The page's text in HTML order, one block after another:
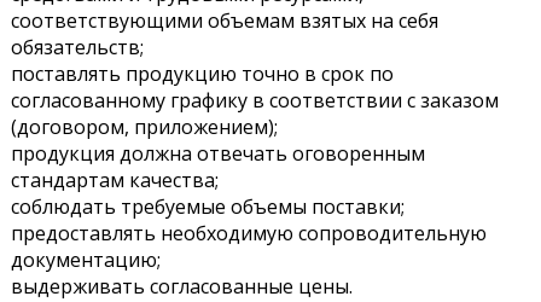
соответствующими объемам взятых на себя
обязательств;
поставлять продукцию точно в срок по
согласованному графику в соответствии с заказом
(договором, приложением);
продукция должна отвечать оговоренным
стандартам качества;
соблюдать требуемые объемы поставки;
предоставлять необходимую сопроводительную
документацию;
выдерживать согласованные цены.